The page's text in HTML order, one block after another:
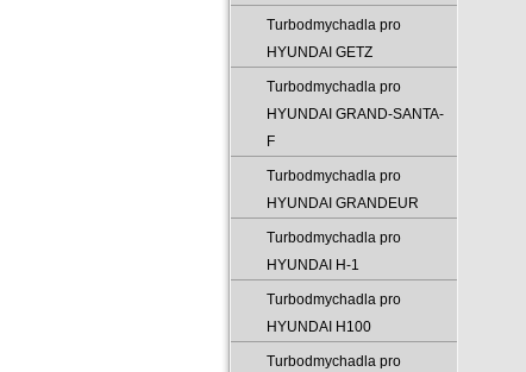
Turbodmychadla pro
HYUNDAI GETZ
Turbodmychadla pro
HYUNDAI GRAND-SANTA-
F
Turbodmychadla pro
HYUNDAI GRANDEUR
Turbodmychadla pro
HYUNDAI H-1
Turbodmychadla pro
HYUNDAI H100
Turbodmychadla pro